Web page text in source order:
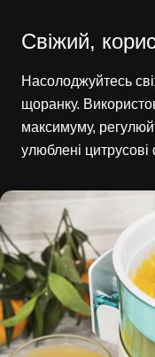
Свіжий,
Насолоджуйтесь
щоранку.
максимуму,
улюблені